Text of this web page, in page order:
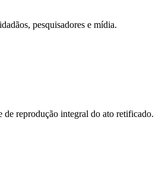
pesquisadores e mídia.
de reprodução integral do ato retificado.